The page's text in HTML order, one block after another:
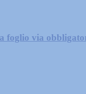
foglio via